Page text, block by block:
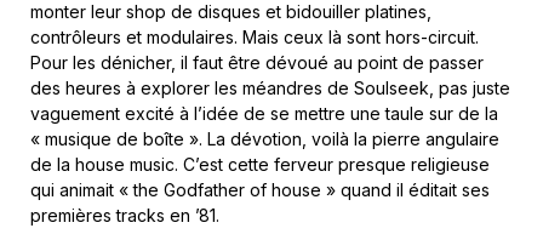
monter leur shop de disques et bidouiller platines,
contrôleurs et modulaires. Mais ceux là sont hors-circuit.
Pour les dénicher, il faut être dévoué au point de passer
des heures à explorer les méandres de Soulseek, pas juste
vaguement excité à l’idée de se mettre une taule sur de la
« musique de boîte ». La dévotion, voilà la pierre angulaire
de la house music. C’est cette ferveur presque religieuse
qui animait « the Godfather of house » quand il éditait ses
premières tracks en ’81.